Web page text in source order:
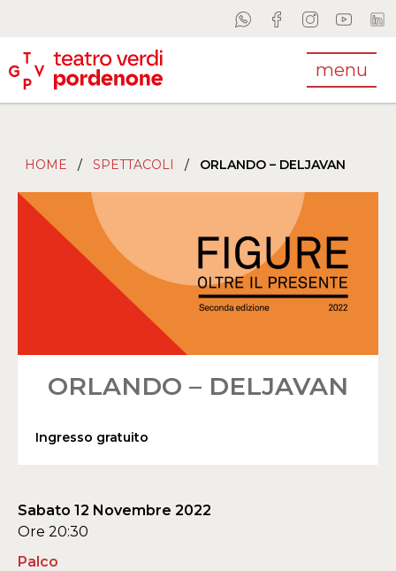
menu
HOME / SPETTACOLI / ORLANDO – DELJAVAN
ORLANDO – DELJAVAN
Ingresso gratuito
Sabato 12 Novembre 2022
Ore 20:30
Palco